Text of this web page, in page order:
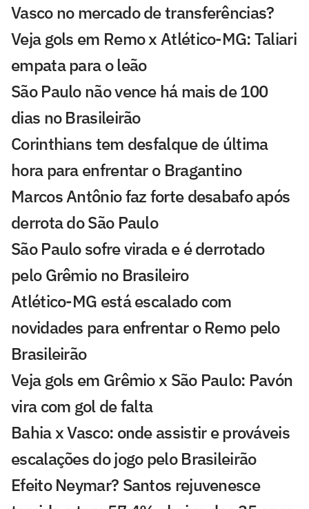
Vasco no mercado de transferências?
Veja gols em Remo x Atlético-MG: Taliari
empata para o leão
São Paulo não vence há mais de 100
dias no Brasileirão
Corinthians tem desfalque de última
hora para enfrentar o Bragantino
Marcos Antônio faz forte desabafo após
derrota do São Paulo
São Paulo sofre virada e é derrotado
pelo Grêmio no Brasileiro
Atlético-MG está escalado com
novidades para enfrentar o Remo pelo
Brasileirão
Veja gols em Grêmio x São Paulo: Pavón
vira com gol de falta
Bahia x Vasco: onde assistir e prováveis
escalações do jogo pelo Brasileirão
Efeito Neymar? Santos rejuvenesce